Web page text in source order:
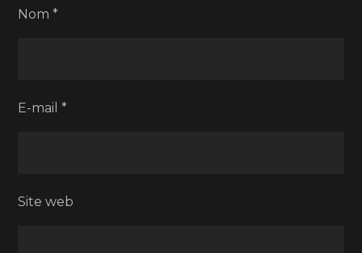
Nom*
E-mail*
Site web